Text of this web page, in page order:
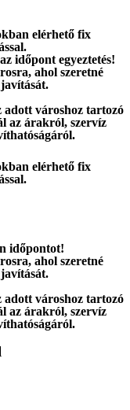
elérhető fix
időpont egyeztetés!
ahol szeretné
adott városhoz tartozó
az árakról, szervíz
elérhető fix
időpontot!
ahol szeretné
adott városhoz tartozó
az árakról, szervíz